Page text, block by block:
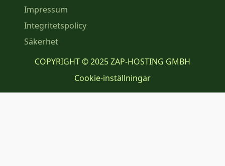
Impressum
Integritetspolicy
Säkerhet
COPYRIGHT © 2025 ZAP-HOSTING GMBH
Cookie-inställningar